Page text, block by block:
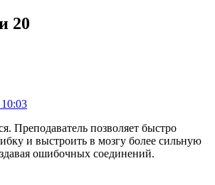
20
Преподаватель позволяет быстро
и выстроить в мозгу более сильную
ошибочных соединений.